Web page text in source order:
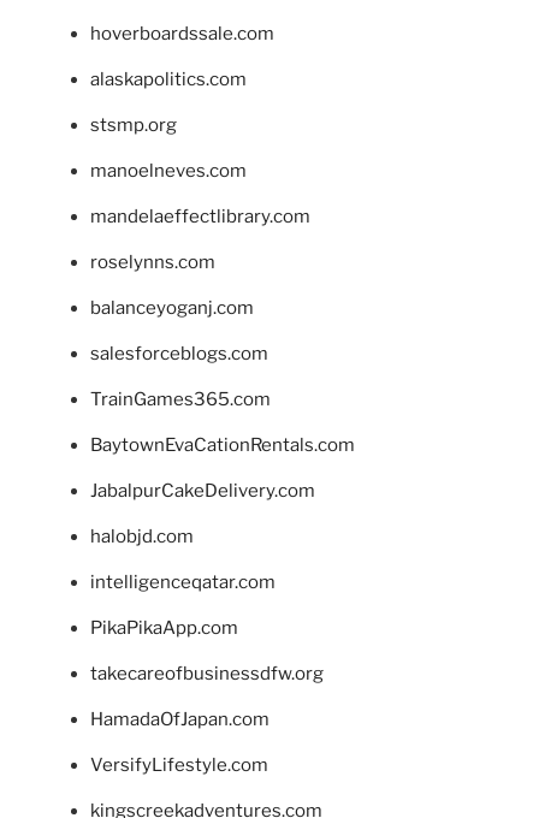
hoverboardssale.com
alaskapolitics.com
stsmp.org
manoelneves.com
mandelaeffectlibrary.com
roselynns.com
balanceyoganj.com
salesforceblogs.com
TrainGames365.com
BaytownEvaCationRentals.com
JabalpurCakeDelivery.com
halobjd.com
intelligenceqatar.com
PikaPikaApp.com
takecareofbusinessdfw.org
HamadaOfJapan.com
VersifyLifestyle.com
kingscreekadventures.com